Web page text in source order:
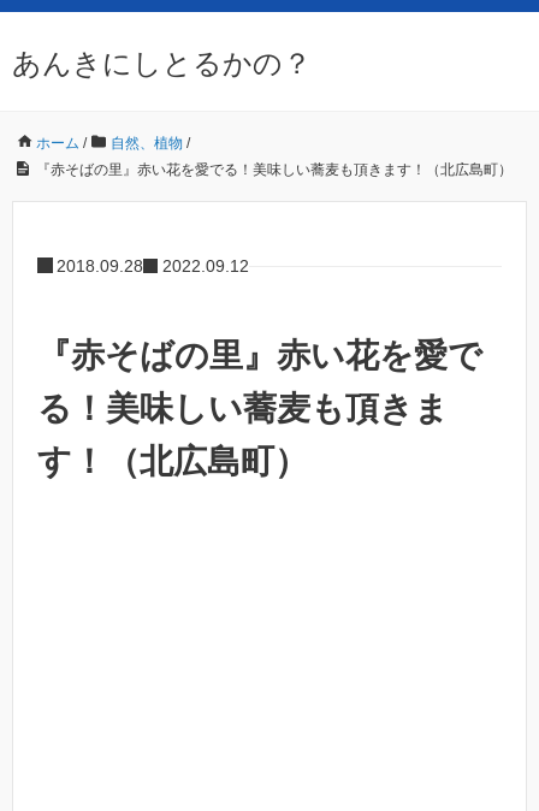
あんきにしとるかの？
ホーム / 自然、植物 /
『赤そばの里』赤い花を愛でる！美味しい蕎麦も頂きます！（北広島町）
2018.09.28 2022.09.12
『赤そばの里』赤い花を愛で
る！美味しい蕎麦も頂きま
す！（北広島町）